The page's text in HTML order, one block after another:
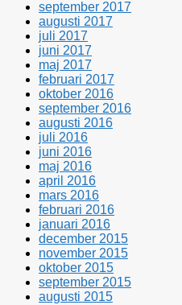
september 2017
augusti 2017
juli 2017
juni 2017
maj 2017
februari 2017
oktober 2016
september 2016
augusti 2016
juli 2016
juni 2016
maj 2016
april 2016
mars 2016
februari 2016
januari 2016
december 2015
november 2015
oktober 2015
september 2015
augusti 2015